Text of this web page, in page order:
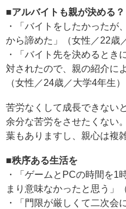
■アルバイトも親が決める？
・「バイトをしたかったが
から諦めた」（女性／22歳
・「バイト先を決めるとき
対されたので、親の紹介に
（女性／24歳／大学4年生）
苦労なくして成長できない
余分な苦労をさせたくない
葉もありますし、親心は複
■秩序ある生活を
・「ゲームとPCの時間を1
まり意味なかったと思う」
・「門限が厳しくて二次会